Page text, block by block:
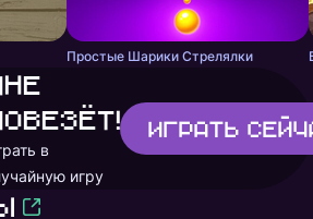
Простые Шарики Стрелялки
в
игру
Играть